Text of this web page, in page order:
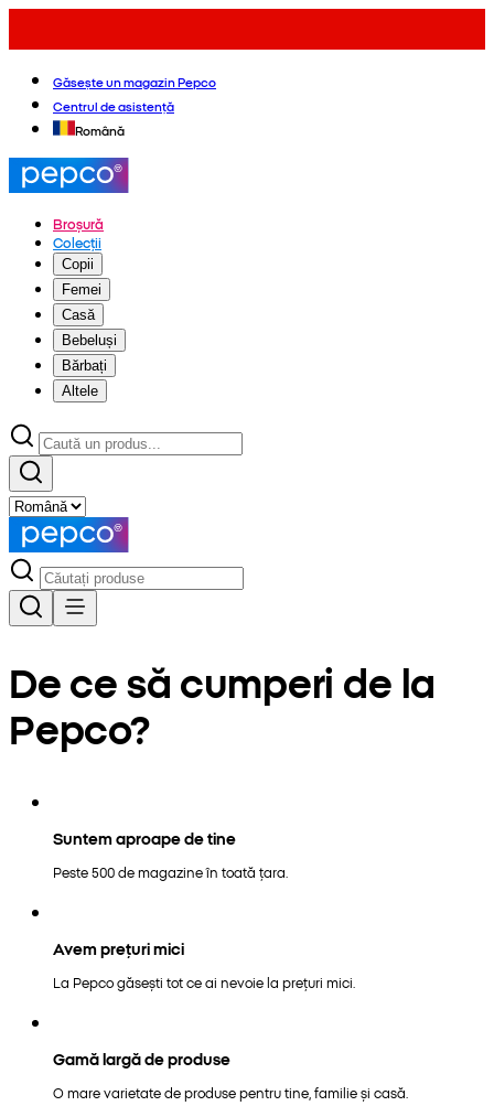
Găsește un magazin Pepco
Centrul de asistență
Română
Broșură
Colecții
Copii
Femei
Casă
Bebeluși
Bărbați
Altele
De ce să cumperi de la
Pepco?
Suntem aproape de tine
Peste 500 de magazine în toată țara.
Avem prețuri mici
La Pepco găsești tot ce ai nevoie la prețuri mici.
Gamă largă de produse
O mare varietate de produse pentru tine, familie și casă.